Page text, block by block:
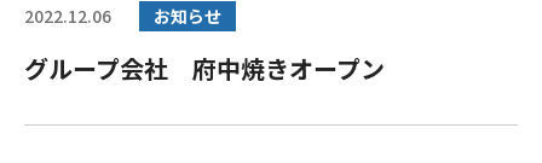
2022.12.06 お知らせ
グループ会社 府中焼きオープン